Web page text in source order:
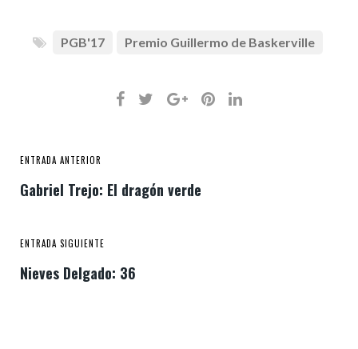
PGB'17 Premio Guillermo de Baskerville
ENTRADA ANTERIOR
Gabriel Trejo: El dragón verde
ENTRADA SIGUIENTE
Nieves Delgado: 36